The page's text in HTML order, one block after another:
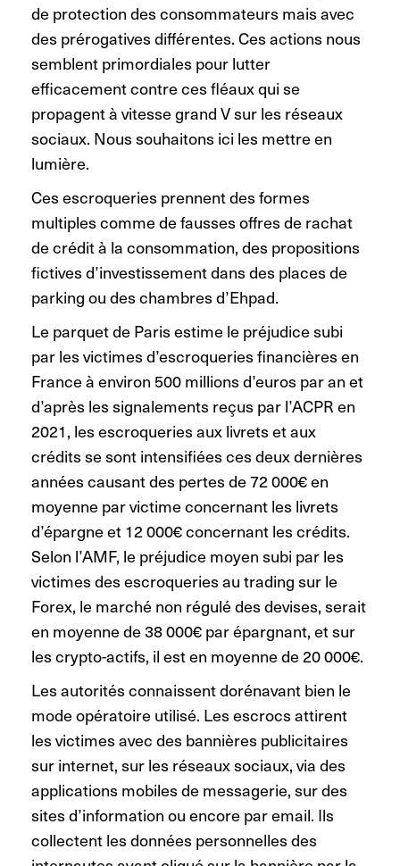
de protection des consommateurs mais avec
des prérogatives différentes. Ces actions nous
semblent primordiales pour lutter
efficacement contre ces fléaux qui se
propagent à vitesse grand V sur les réseaux
sociaux. Nous souhaitons ici les mettre en
lumière.
Ces escroqueries prennent des formes
multiples comme de fausses offres de rachat
de crédit à la consommation, des propositions
fictives d’investissement dans des places de
parking ou des chambres d’Ehpad.
Le parquet de Paris estime le préjudice subi
par les victimes d’escroqueries financières en
France à environ 500 millions d’euros par an et
d’après les signalements reçus par l’ACPR en
2021, les escroqueries aux livrets et aux
crédits se sont intensifiées ces deux dernières
années causant des pertes de 72 000€ en
moyenne par victime concernant les livrets
d’épargne et 12 000€ concernant les crédits.
Selon l’AMF, le préjudice moyen subi par les
victimes des escroqueries au trading sur le
Forex, le marché non régulé des devises, serait
en moyenne de 38 000€ par épargnant, et sur
les crypto-actifs, il est en moyenne de 20 000€.
Les autorités connaissent dorénavant bien le
mode opératoire utilisé. Les escrocs attirent
les victimes avec des bannières publicitaires
sur internet, sur les réseaux sociaux, via des
applications mobiles de messagerie, sur des
sites d’information ou encore par email. Ils
collectent les données personnelles des